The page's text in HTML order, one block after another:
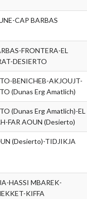
CAP BARBAS
FRONTERA-EL
DESIERTO
BENICHEB-AKJOUJT-
(Dunas Erg Amatlich)
(Dunas Erg Amatlich)-EL
FAR AOUN (Desierto)
(Desierto)-TIDJIKJA
HASSI MBAREK-
KIFFA